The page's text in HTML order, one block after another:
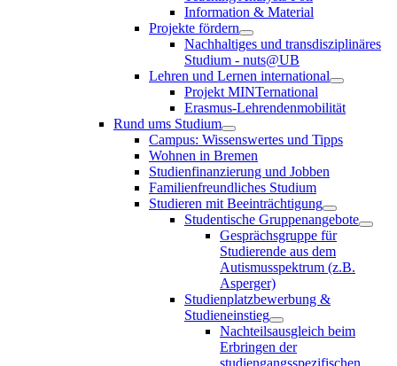
Information & Material
Projekte fördern
Nachhaltiges und transdisziplinäres
Studium - nuts@UB
Lehren und Lernen international
Projekt MINTernational
Erasmus-Lehrendenmobilität
Rund ums Studium
Campus: Wissenswertes und Tipps
Wohnen in Bremen
Studienfinanzierung und Jobben
Familienfreundliches Studium
Studieren mit Beeinträchtigung
Studentische Gruppenangebote
Gesprächsgruppe für
Studierende aus dem
Autismusspektrum (z.B.
Asperger)
Studienplatzbewerbung &
Studieneinstieg
Nachteilsausgleich beim
Erbringen der
studiengangsspezifischen